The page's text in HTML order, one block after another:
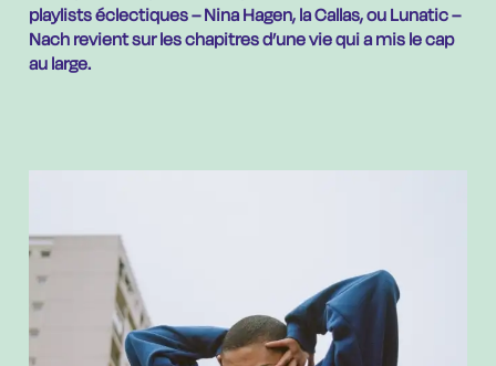
playlists éclectiques – Nina Hagen, la Callas, ou Lunatic –
Nach revient sur les chapitres d’une vie qui a mis le cap
au large.